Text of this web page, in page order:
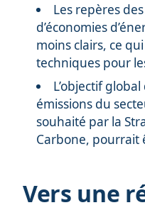
Les repères
d’économies
moins clairs, ce
techniques pour
L’objectif
émissions du
souhaité par la
Carbone, pourrait
Vers une